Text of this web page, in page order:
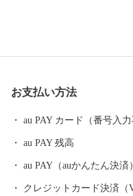
に有名で、国の史跡名勝・
池田町ですが、高校生まで
び給食費の無料化、病児病
お支払い方法
au PAY カード（番号入力
au PAY 残高
au PAY（auかんたん決
クレジットカード決済（